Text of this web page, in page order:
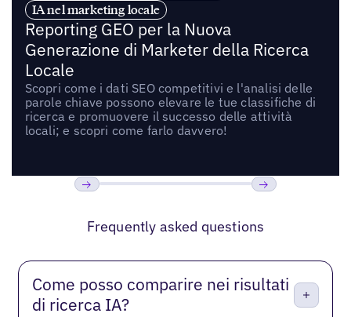
IA nel marketing locale
Reporting GEO per la Nuova
Generazione di Marketer della Ricerca
Locale
Scopri come i dati SEO competitivi e l'analisi delle
parole chiave possono elevare le tue classifiche di
ricerca e promuovere il successo delle attività
locali; e scopri come farlo davvero!
Frequently asked questions
Come posso comparire nei risultati
di ricerca IA?